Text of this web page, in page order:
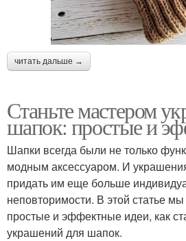
читать дальше →
Станьте мастером
шапок: простые и
Шапки всегда были не только
модным аксессуаром. И
придать им еще больше
неповторимости. В этой статье
простые и эффектные идеи, как
украшений для шапок.